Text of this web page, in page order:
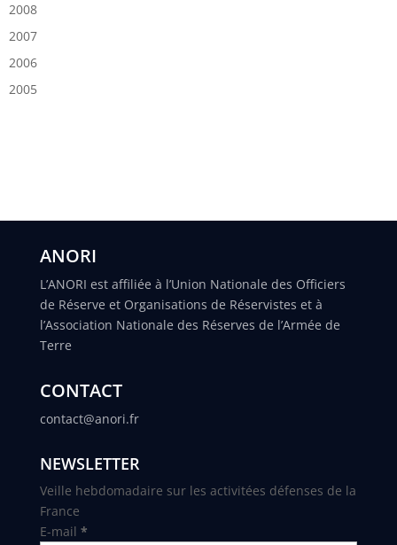
2008
2007
2006
2005
ANORI
L’ANORI est affiliée à l’Union Nationale des Officiers
de Réserve et Organisations de Réservistes et à
l’Association Nationale des Réserves de l’Armée de
Terre
CONTACT
contact@anori.fr
NEWSLETTER
Veille hebdomadaire sur les activitées défenses de la
France
E-mail *